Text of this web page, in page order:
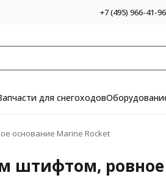
+7 (495) 966-41-96
для снегоходов
основание Marine Rocket
штифтом, ровное